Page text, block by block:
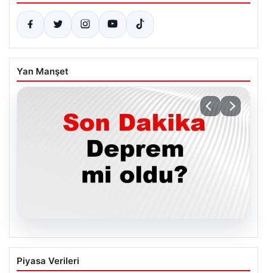
Yan Manşet
05.08.2026
05 Ağustos 2026 Türkiye’de Son
Depremler ve AFAD Güncellemeleri
Piyasa Verileri